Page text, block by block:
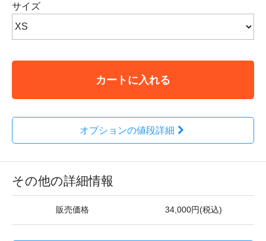
サイズ
カートに入れる
オプションの値段詳細
その他の詳細情報
販売価格 34,000円(税込)